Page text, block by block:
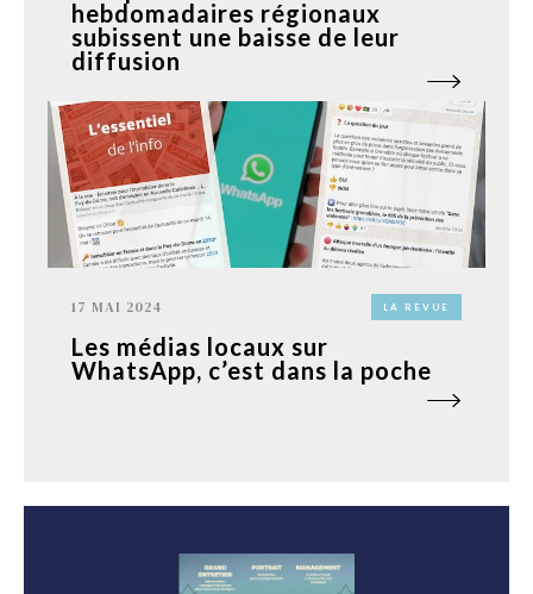
hebdomadaires régionaux
subissent une baisse de leur
diffusion
17 MAI 2024 LA REVUE
Les médias locaux sur
WhatsApp, c’est dans la poche